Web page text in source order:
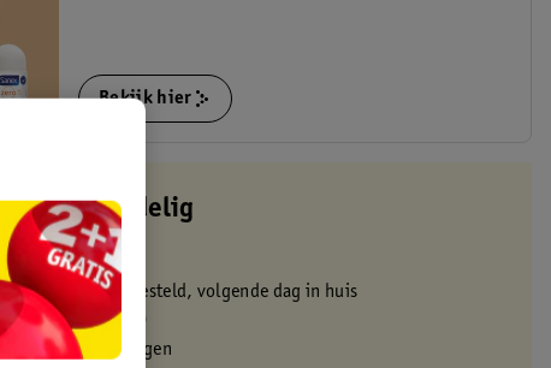
Bekijk hier
altijd voordelig
in de winkel
voor 22:00 uur besteld, volgende dag in huis
vanaf 50.00
binnen 30 dagen